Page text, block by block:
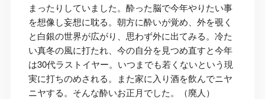
まったりしていました。酔った脳で今年やりたい事
を想像し妄想に耽る。朝方に酔いが覚め、外を覗く
と白銀の世界が広がり、思わず外に出てみる。冷た
い真冬の風に打たれ、今の自分を見つめ直すと今年
は30代ラストイヤー。いつまでも若くないという現
実に打ちのめされる。また家に入り酒を飲んでニヤ
ニヤする。そんな酔いお正月でした。（廃人）